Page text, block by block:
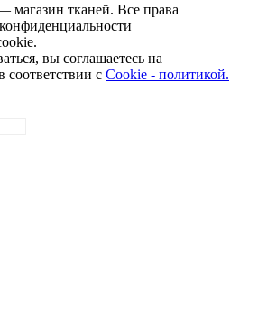
тканей. Все права
вы соглашаетесь на
соответствии с Cookie - политикой.